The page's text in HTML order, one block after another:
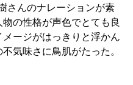
さんのナレーションが素
の性格が声色でとても良
メージがはっきりと浮かん
気味さに鳥肌がたった。